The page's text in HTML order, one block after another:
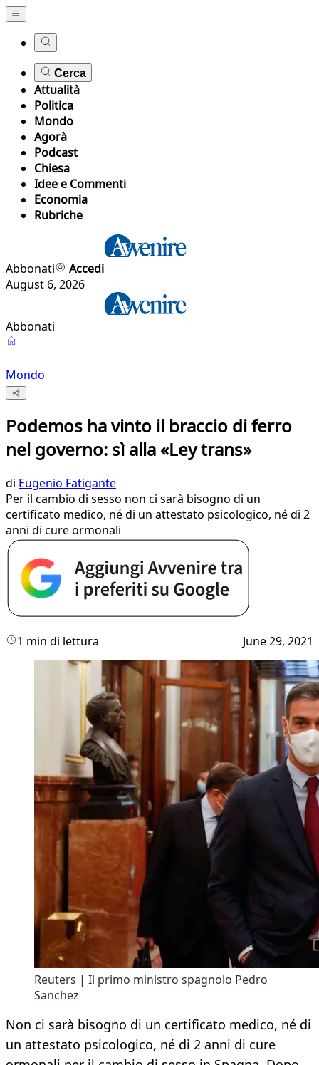
Cerca
Attualità
Politica
Mondo
Agorà
Podcast
Chiesa
Idee e Commenti
Economia
Rubriche
Abbonati
Accedi
August 6, 2026
Abbonati
Mondo
Podemos ha vinto il braccio di ferro
nel governo: sì alla «Ley trans»
di Eugenio Fatigante
Per il cambio di sesso non ci sarà bisogno di un
certificato medico, né di un attestato psicologico, né di 2
anni di cure ormonali
1 min di lettura June 29, 2021
Reuters | Il primo ministro spagnolo Pedro
Sanchez
Non ci sarà bisogno di un certificato medico, né di
un attestato psicologico, né di 2 anni di cure